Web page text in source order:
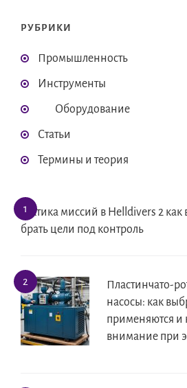
РУБРИКИ
Промышленность
Инструменты
Оборудование
Статьи
Термины и теория
Тактика миссий в Helldivers 2 как
брать цели под контроль
Пластинчато-
насосы: как
применяются и
внимание при